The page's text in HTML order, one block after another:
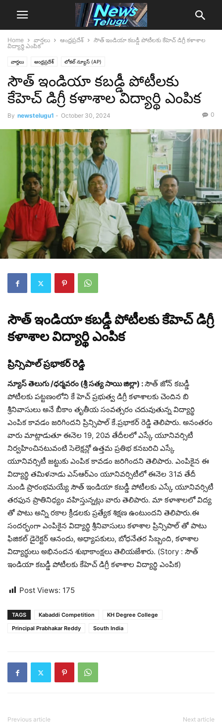
Home వార్తలు ఆంధ్రప్రదేశ్‌
సౌత్ ఇండియా కబడ్డీ పోటీలకు కేహెచ్ డిగ్రీ కళాశాల
విద్యార్థి ఎంపిక
వార్తలు ఆంధ్రప్రదేశ్‌ లోక‌ల్ న్యూస్‌ (AP)
సౌత్ ఇండియా కబడ్డీ పోటీలకు
కేహెచ్ డిగ్రీ కళాశాల విద్యార్థి ఎంపిక
By newstelugu1 - October 30, 2024 0
సౌత్ ఇండియా కబడ్డీ పోటీలకు కేహెచ్ డిగ్రీ
కళాశాల విద్యార్థి ఎంపిక
ప్రిన్సిపాల్ ప్రభాకర్ రెడ్డి
న్యూస్ తెలుగు /ధర్మవరం (శ్రీ సత్య సాయి జిల్లా) :సౌత్ జోన్ కబడ్డీ
పోటీలకు పట్టణంలోని కే హెచ్ ప్రభుత్వ డిగ్రీ కళాశాలకు చెందిన బి
శ్రీనివాసులు అనే బీకాం తృతీయ సంవత్సరం చదువుతున్న విద్యార్థి
ఎంపిక కావడం జరిగిందని ప్రిన్సిపాల్ కే.ప్రభాకర్ రెడ్డి తెలిపారు. అనంతరం
వారు మాట్లాడుతూ ఈనెల 19, 20వ తేదీలలో ఎస్కే యూనివర్సిటీ
నిర్వహించినటువంటి సెలెక్షన్లో ఉత్తమ ప్రతిభ కనబరిచి ఎస్కే
యూనివర్సిటీ జట్టుకు ఎంపిక కావడం జరిగిందని తెలిపారు. ఎంపికైన ఈ
విద్యార్థి తమిళనాడు ఎస్ఆర్ఎం యూనివర్సిటీలో ఈనెల 31వ తేదీ
నుండి ప్రారంభమయ్యే సౌత్ ఇండియా కబడ్డీ పోటీలకు ఎస్కే యూనివర్సిటీ
తరఫున ప్రాతినిధ్యం వహిస్తున్నట్లు వారు తెలిపారు. మా కళాశాలలో విద్య
తో పాటు అన్ని రకాల క్రీడలకు ప్రత్యేక శిక్షణ ఉంటుందని తెలిపారు.ఈ
సందర్భంగా ఎంపికైన విద్యార్థి శ్రీనివాసులు కళాశాల ప్రిన్సిపాల్ తో పాటు
ఫిజికల్ డైరెక్టర్ ఆనందు, అధ్యాపకులు, బోధనేతర సిబ్బంది, కళాశాల
విద్యార్థులు అభినందన శుభాకాంక్షలు తెలియజేశారు. (Story : సౌత్
ఇండియా కబడ్డీ పోటీలకు కేహెచ్ డిగ్రీ కళాశాల విద్యార్థి ఎంపిక)
Post Views: 175
TAGS Kabaddi Competition
KH Degree College
Principal Prabhakar Reddy
South India
Previous article Next article